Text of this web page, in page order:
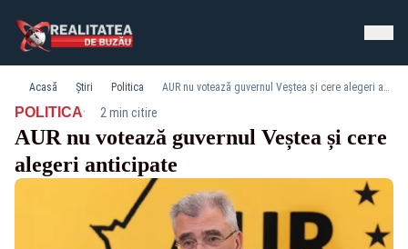
Acasă Știri Politica AUR nu votează guvernul Veștea și cere alegeri anticipate
POLITICA· 2 min citire
AUR nu votează guvernul Veștea și cere
alegeri anticipate